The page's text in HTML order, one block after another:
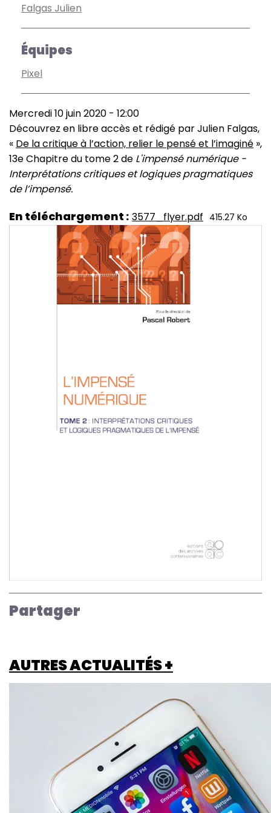
Falgas Julien
Équipes
Pixel
Mercredi 10 juin 2020 - 12:00
Découvrez en libre accès et rédigé par Julien Falgas,
« De la critique à l’action, relier le pensé et l’imaginé »,
13e Chapitre du tome 2 de L'impensé numérique -
Interprétations critiques et logiques pragmatiques
de l’impensé.
En téléchargement 3577_flyer.pdf 415.27 Ko
Partager
AUTRES ACTUALITÉS +